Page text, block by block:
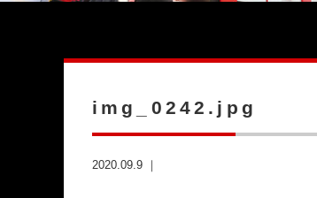
img_0242.jpg
2020.09.9 ｜